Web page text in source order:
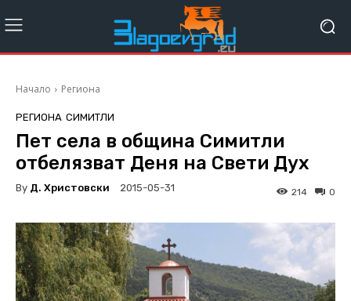
Начало Региона
РЕГИОНА СИМИТЛИ
Пет села в община Симитли
отбелязват Деня на Свети Дух
By Д. Христовски 2015-05-31 0
214